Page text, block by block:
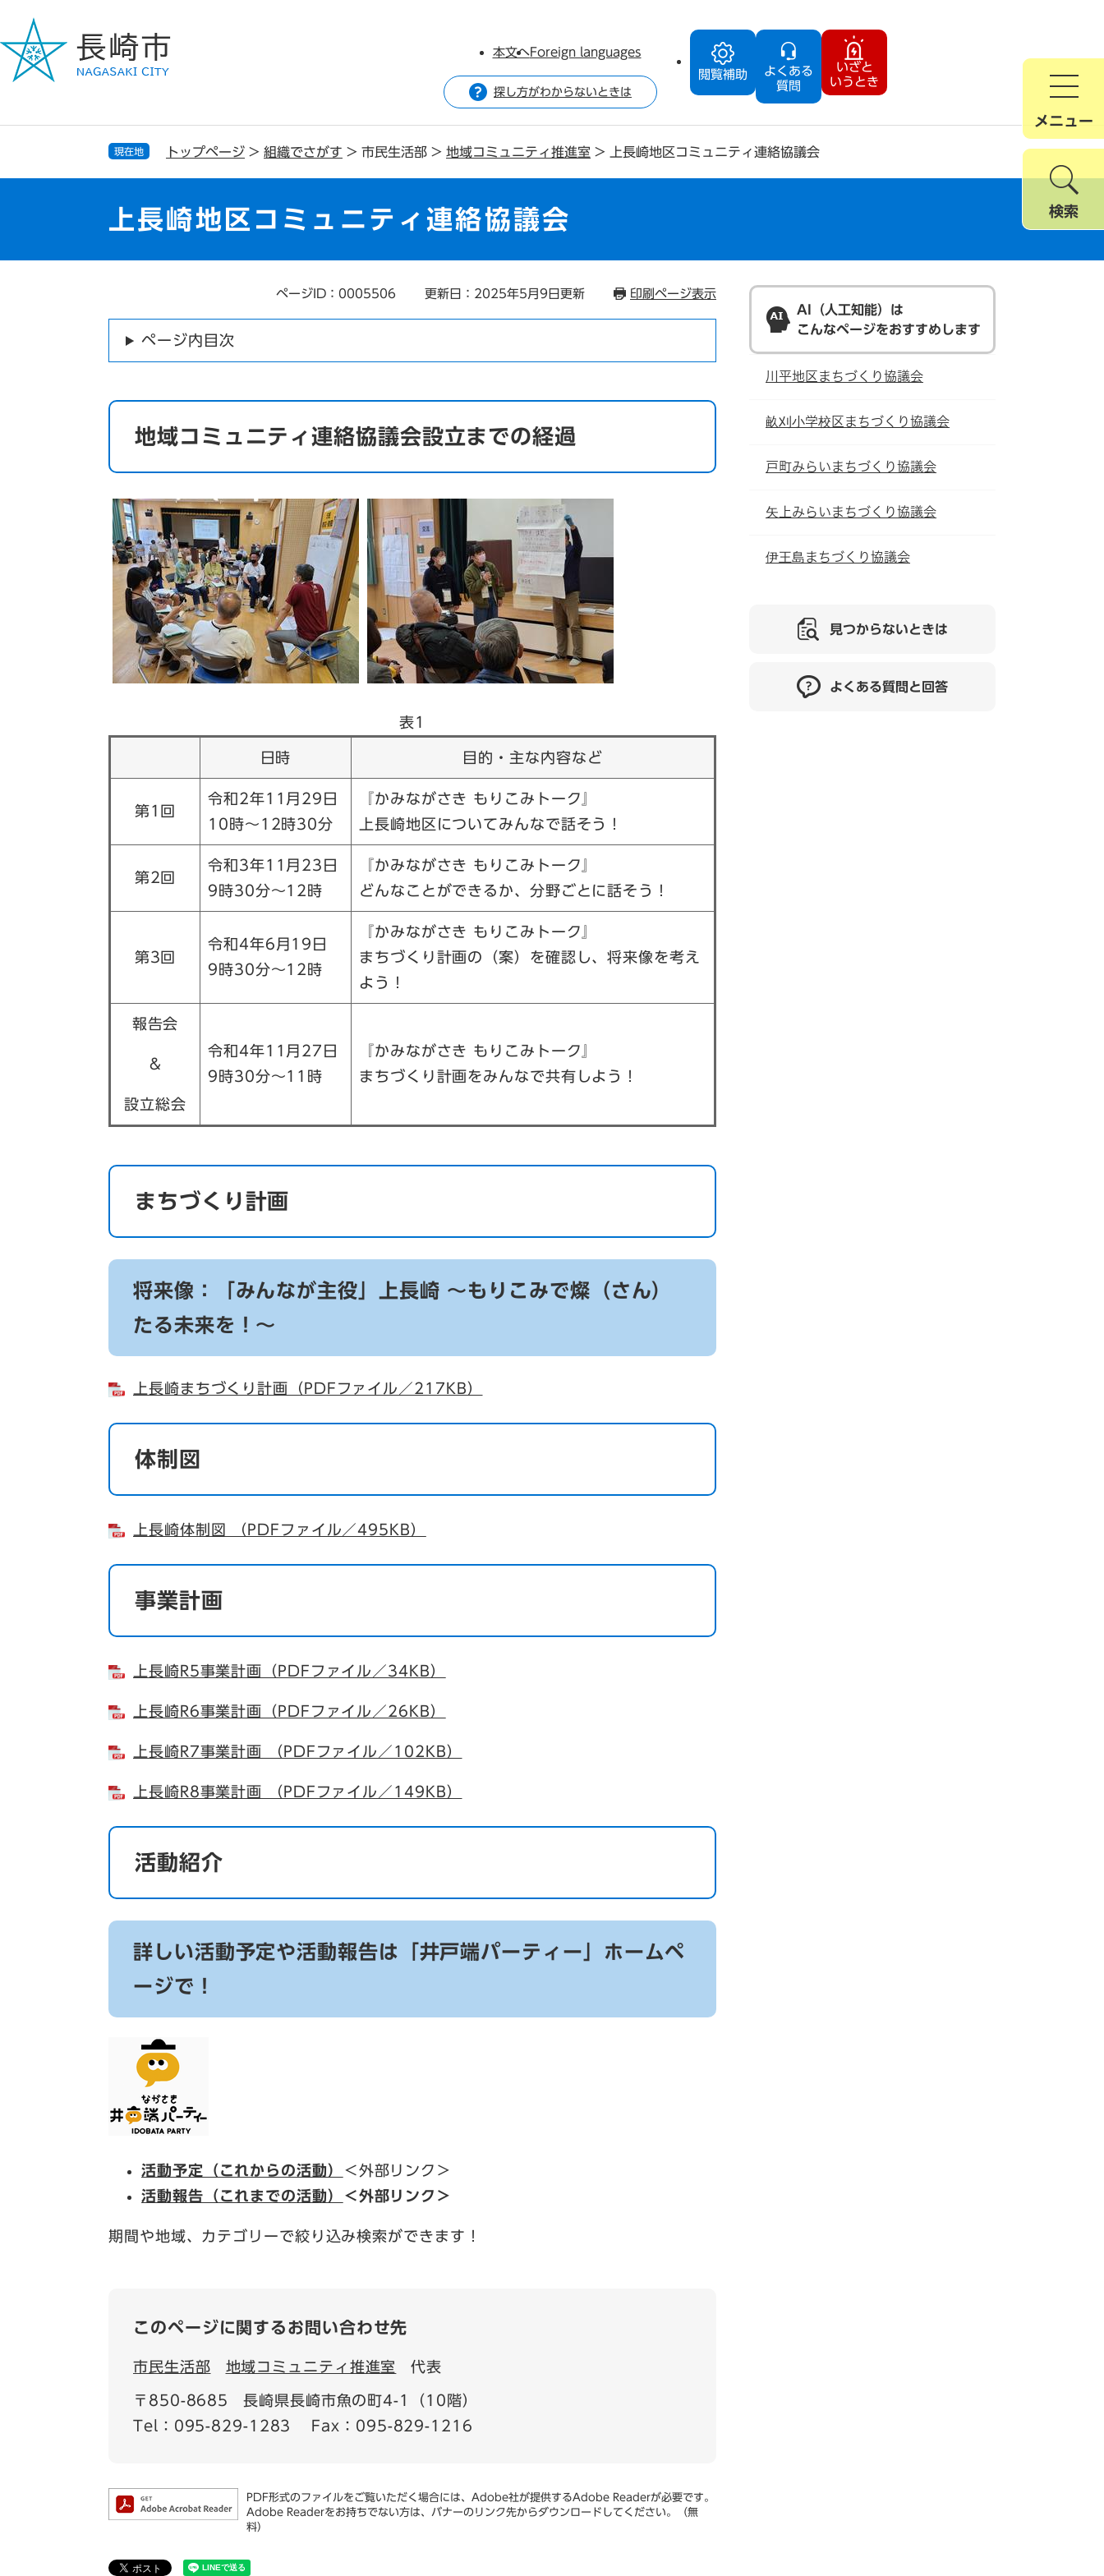
ジ
で
ュ
ば
閲覧補助
よくある
質問
いざと
いうとき
本文へForeign languages
探し方がわからないときは
メニュー
検索
現在地 トップページ > 組織でさがす > 市民生活部 > 地域コミュニティ推進室 > 上長崎地区コミュニティ連絡協議会
上長崎地区コミュニティ連絡協議会
ページID：0005506 更新日：2025年5月9日更新 印刷ページ表示
ページ内目次
地域コミュニティ連絡協議会設立までの経過
表1
日時 目的・主な内容など
第1回
令和2年11月29日
10時～12時30分
『かみながさき もりこみトーク』
上長崎地区についてみんなで話そう！
第2回
令和3年11月23日
9時30分～12時
『かみながさき もりこみトーク』
どんなことができるか、分野ごとに話そう！
第3回
令和4年6月19日
9時30分～12時
『かみながさき もりこみトーク』
まちづくり計画の（案）を確認し、将来像を考え
よう！
報告会
&
設立総会
令和4年11月27日
9時30分～11時
『かみながさき もりこみトーク』
まちづくり計画をみんなで共有しよう！
まちづくり計画
将来像：「みんなが主役」上長崎 ～もりこみで燦（さん）
たる未来を！～
上長崎まちづくり計画（PDFファイル／217KB）
体制図
上長崎体制図 （PDFファイル／495KB）
事業計画
上長崎R5事業計画（PDFファイル／34KB）
上長崎R6事業計画（PDFファイル／26KB）
上長崎R7事業計画 （PDFファイル／102KB）
上長崎R8事業計画 （PDFファイル／149KB）
活動紹介
詳しい活動予定や活動報告は「井戸端パーティー」ホームペ
ージで！
活動予定（これからの活動）
＜外部リンク＞
活動報告（これまでの活動）
＜外部リンク＞
期間や地域、カテゴリーで絞り込み検索ができます！
このページに関するお問い合わせ先
市民生活部 地域コミュニティ推進室 代表
〒850-8685
長崎県長崎市魚の町4-1（10階）
Tel：095-829-1283
Fax：095-829-1216
PDF形式のファイルをご覧いただく場合には、Adobe社が提供するAdobe Readerが必要です。
Adobe Readerをお持ちでない方は、バナーのリンク先からダウンロードしてください。（無
料）
AI（人工知能）は
こんなページをおすすめします
川平地区まちづくり協議会
畝刈小学校区まちづくり協議会
戸町みらいまちづくり協議会
矢上みらいまちづくり協議会
伊王島まちづくり協議会
見つからないときは
よくある質問と回答